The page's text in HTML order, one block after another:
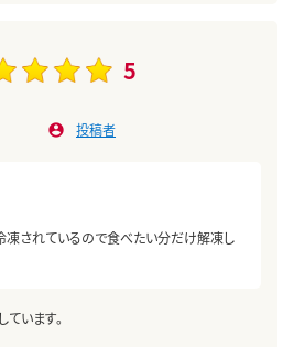
5
投稿者
凍されているので食べたい分だけ解凍し
ています。